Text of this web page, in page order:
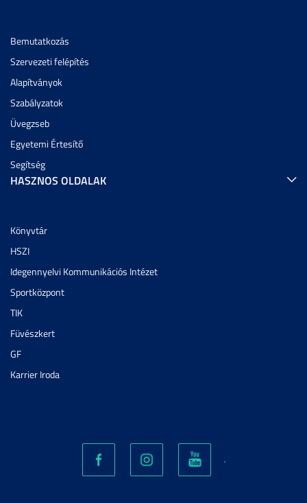
Bemutatkozás
Szervezeti felépítés
Alapítványok
Szabályzatok
Üvegzseb
Egyetemi Értesítő
Segítség
HASZNOS OLDALAK
Könyvtár
HSZI
Idegennyelvi Kommunikációs Intézet
Sportközpont
TIK
Füvészkert
GF
Karrier Iroda